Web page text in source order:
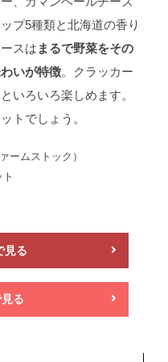
プ5種類と北海道の香り
スは まるで野菜をその
いが特徴。クラッカー
いろいろ楽しめます。
トでしょう。
ームストック）
見る
る